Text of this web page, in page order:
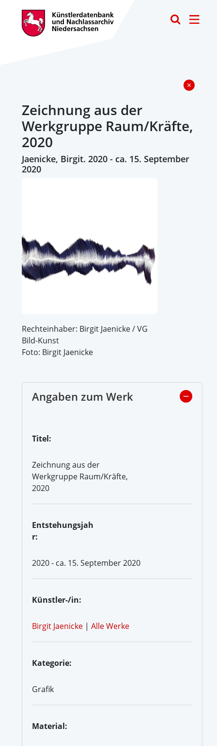
Zeichnung aus der
Werkgruppe Raum/Kräfte,
2020
Jaenicke, Birgit. 2020 - ca. 15. September
2020
Rechteinhaber: Birgit Jaenicke / VG
Bild-Kunst
Foto: Birgit Jaenicke
Angaben zum Werk
Titel:
Zeichnung aus der
Werkgruppe Raum/Kräfte,
2020
Entstehungsjah
r:
2020 - ca. 15. September 2020
Künstler-/in:
Birgit Jaenicke | Alle Werke
Kategorie:
Grafik
Material: